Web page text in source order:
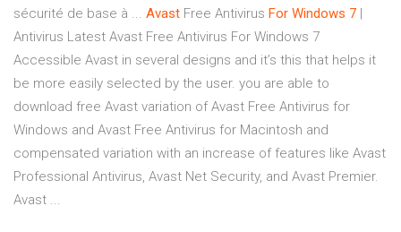
sécurité de base à ... Avast Free Antivirus For Windows 7
Antivirus Latest Avast Free Antivirus For Windows 7
Accessible Avast in several designs and it’s this that helps it
be more easily selected by the user. you are able to
download free Avast variation of Avast Free Antivirus for
Windows and Avast Free Antivirus for Macintosh and
compensated variation with an increase of features like Avast
Professional Antivirus, Avast Net Security, and Avast Premier.
Avast ...